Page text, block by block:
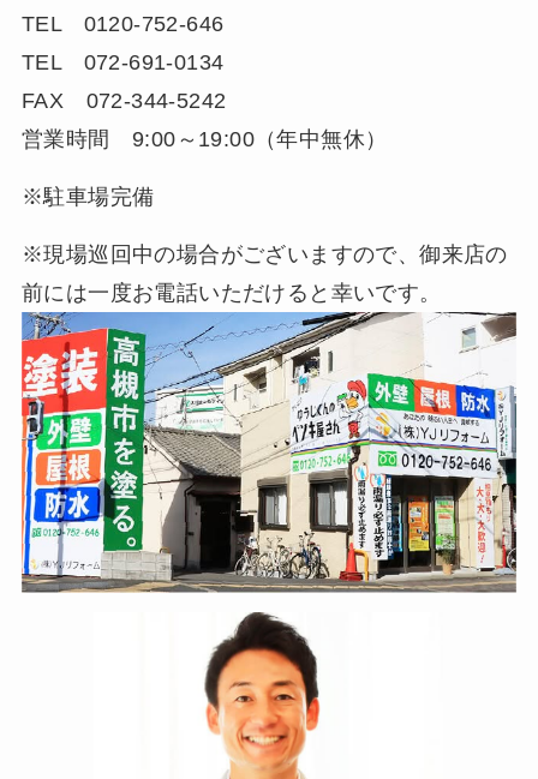
TEL 0120-752-646
TEL 072-691-0134
FAX 072-344-5242
営業時間 9:00～19:00（年中無休）
※駐車場完備
※現場巡回中の場合がございますので、御来店の
前には一度お電話いただけると幸いです。